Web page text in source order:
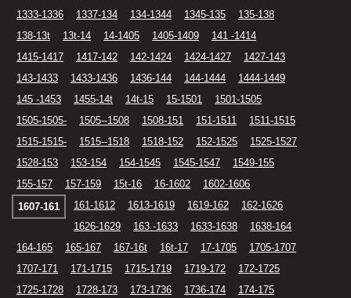
1333-1336
1337-134 134-1344 1345-135
135-138
138-13t
13t-14 14-1405 1405-1409
141 -1414
1415-1417
1417-142 142-1424 1424-1427
1427-143
143-1433
1433-1436 1436-144 144-1444
1444-1449
145 -1453
1455-14t 14t-15 15-1501
1501-1505
1505-1505-
1505--1508 1508-151 151-1511
1511-1515
1515-1515-
1515--1518 1518-152 152-1525
1525-1527
1528-153
153-154 154-1545 1545-1547
1549-155
155-157
157-159 15t-16 16-1602
1602-1606
1607-161
161-1612 1613-1619 1619-162
162-1626
1626-1629
163 -1633 1633-1638
1638-164
164-165
165-167 167-16t 16t-17 17-1705
1705-1707
1707-171
171-1715 1715-1719 1719-172
172-1725
1725-1728
1728-173 173-1736 1736-174
174-175